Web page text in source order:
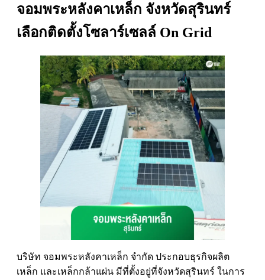
จอมพระหลังคาเหล็ก จังหวัดสุรินทร์
เลือกติดตั้งโซลาร์เซลล์ On Grid
บริษัท จอมพระหลังคาเหล็ก จำกัด ประกอบธุรกิจผลิต
เหล็ก และเหล็กกล้าแผ่น มีที่ตั้งอยู่ที่จังหวัดสุรินทร์ ในการ